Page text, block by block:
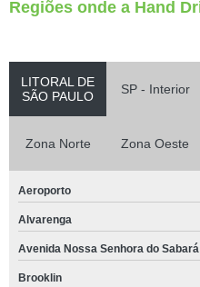
Regiões onde a Hand
LITORAL DE
SÃO PAULO
SP - Interior
Zona Norte Zona Oeste
Aeroporto
Alvarenga
Avenida Nossa Senhora do Sabará
Brooklin